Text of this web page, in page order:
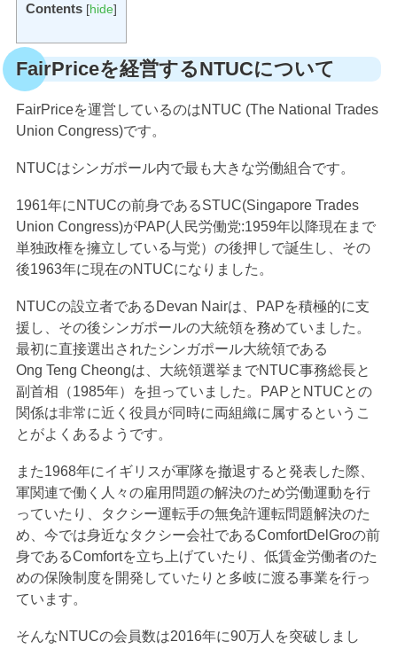
Contents [hide]
FairPriceを経営するNTUCについて
FairPriceを運営しているのはNTUC (The National Trades
Union Congress)です。
NTUCはシンガポール内で最も大きな労働組合です。
1961年にNTUCの前身であるSTUC(Singapore Trades
Union Congress)がPAP(人民労働党:1959年以降現在まで
単独政権を擁立している与党）の後押しで誕生し、その
後1963年に現在のNTUCになりました。
NTUCの設立者であるDevan Nairは、PAPを積極的に支
援し、その後シンガポールの大統領を務めていました。
最初に直接選出されたシンガポール大統領である
Ong Teng Cheongは、大統領選挙までNTUC事務総長と
副首相（1985年）を担っていました。PAPとNTUCとの
関係は非常に近く役員が同時に両組織に属するというこ
とがよくあるようです。
また1968年にイギリスが軍隊を撤退すると発表した際、
軍関連で働く人々の雇用問題の解決のため労働運動を行
っていたり、タクシー運転手の無免許運転問題解決のた
め、今では身近なタクシー会社であるComfortDelGroの前
身であるComfortを立ち上げていたり、低賃金労働者のた
めの保険制度を開発していたりと多岐に渡る事業を行っ
ています。
そんなNTUCの会員数は2016年に90万人を突破しまし